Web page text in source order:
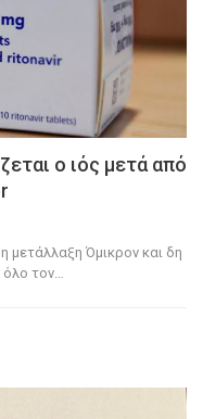
ο ιός μετά από
μετάλλαξη Όμικρον και δη
όλο τον